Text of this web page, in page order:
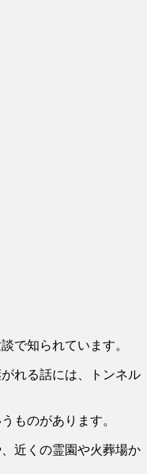
で知られています。
れる話には、
トンネル
ものがあります。
近くの霊園や火葬場か